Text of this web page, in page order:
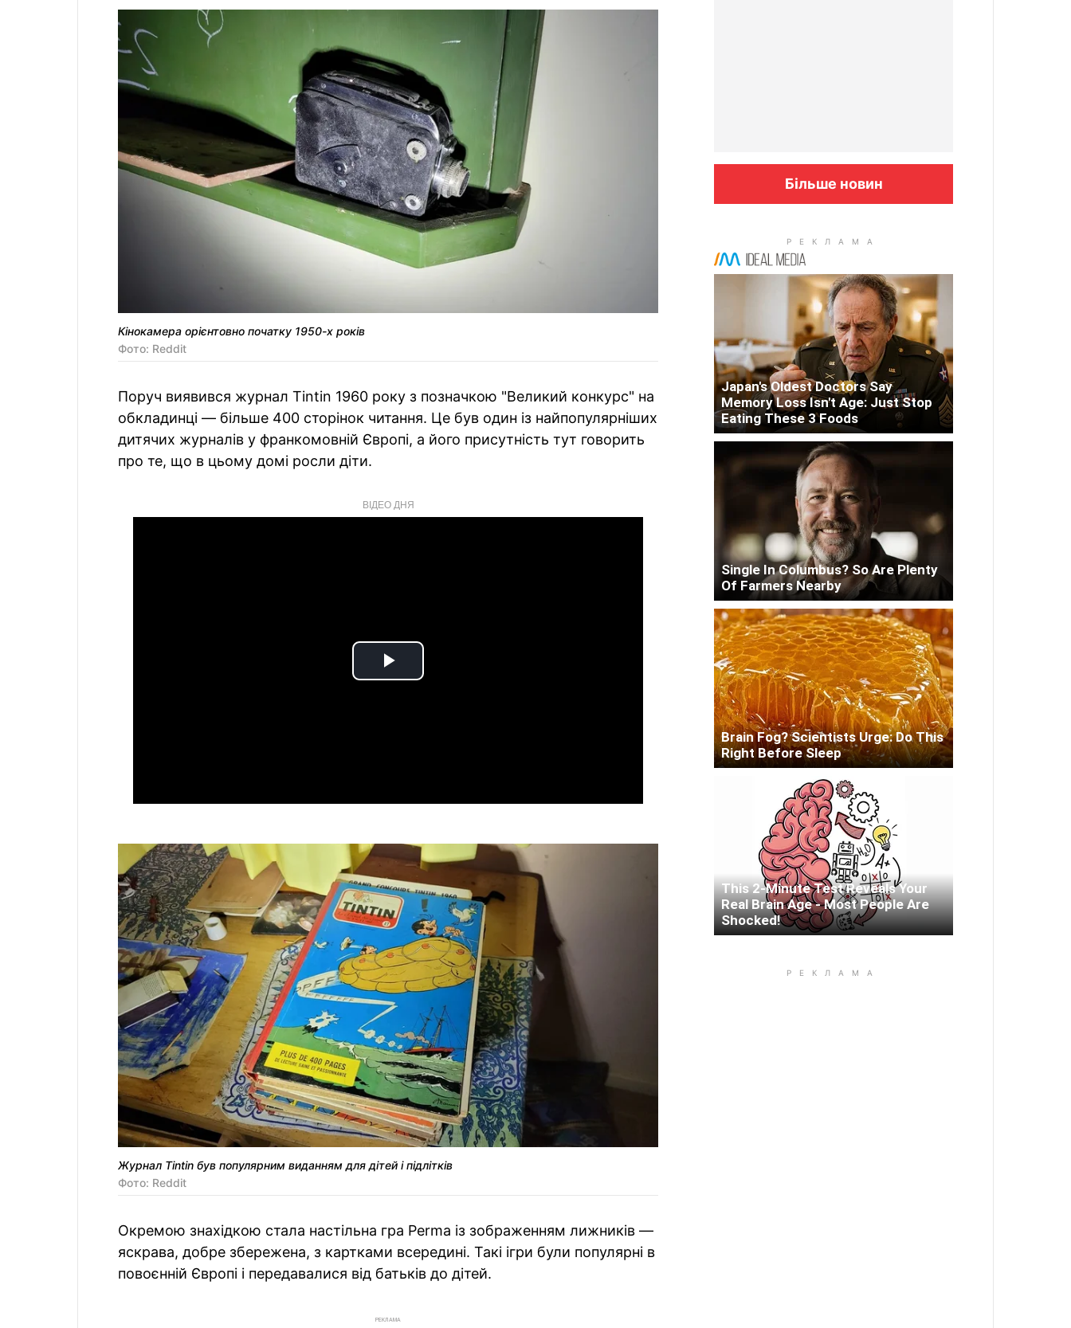
Кінокамера орієнтовно початку 1950-х років
Фото: Reddit
Поруч виявився журнал Tintin 1960 року з позначкою "Великий конкурс" на
обкладинці — більше 400 сторінок читання. Це був один із найпопулярніших
дитячих журналів у франкомовній Європі, а його присутність тут говорить
про те, що в цьому домі росли діти.
ВІДЕО ДНЯ
Play
Журнал Tintin був популярним виданням для дітей і підлітків
Фото: Reddit
Окремою знахідкою стала настільна гра Perma із зображенням лижників —
яскрава, добре збережена, з картками всередині. Такі ігри були популярні в
повоєнній Європі і передавалися від батьків до дітей.
РЕКЛАМА
Більше новин
Japan's Oldest Doctors Say
Memory Loss Isn't Age: Just Stop
Eating These 3 Foods
Single In Columbus? So Are Plenty
Of Farmers Nearby
Brain Fog? Scientists Urge: Do This
Right Before Sleep
This 2-Minute Test Reveals Your
Real Brain Age - Most People Are
Shocked!